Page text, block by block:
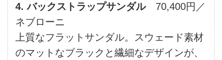
4. バックストラップサンダル70,400円／
ネブローニ
上質なフラットサンダル。スウェード素材
のマットなブラックと繊細なデザインが、